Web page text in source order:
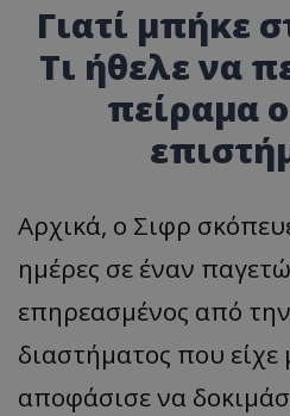
Γιατί μπήκε
Τι ήθελε να
πείραμα
Αρχικά, ο Σιφρ
ημέρες σε έναν
επηρεασμένος από
διαστήματος που είχε
αποφάσισε να